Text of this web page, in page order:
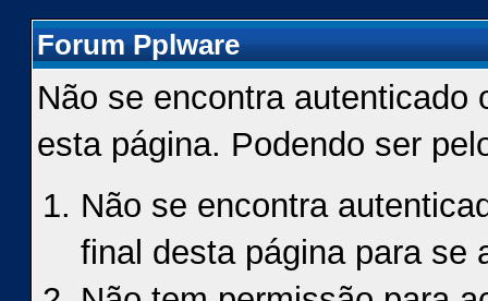
Forum Pplware
Não se encontra autenticado
esta página. Podendo ser
Não se encontra
final desta página para se